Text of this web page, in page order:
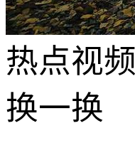
热点视频
换一换